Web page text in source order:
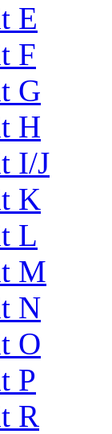
E
F
G
H
I/J
K
L
M
N
O
P
R